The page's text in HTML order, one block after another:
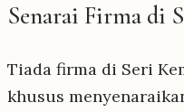
Senarai Firma di
Tiada firma di Seri
khusus